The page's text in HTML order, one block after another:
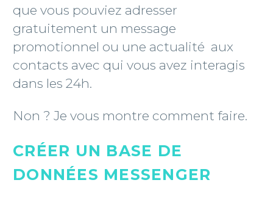
que vous pouviez adresser
gratuitement un message
promotionnel ou une actualité aux
contacts avec qui vous avez interagis
dans les 24h.
Non ? Je vous montre comment faire.
CRÉER UN BASE DE
DONNÉES MESSENGER